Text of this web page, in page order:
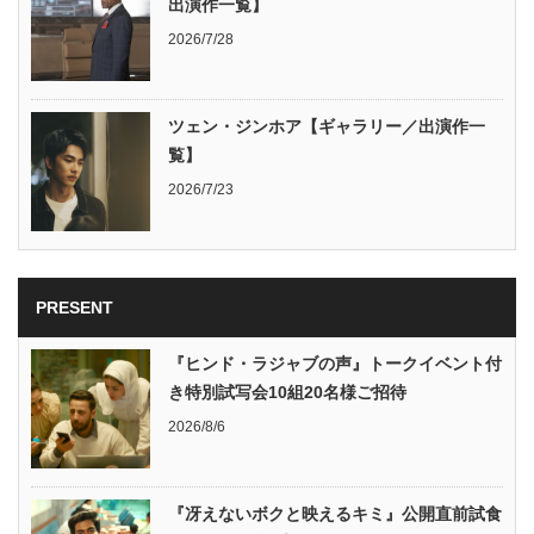
出演作一覧】
2026/7/28
ツェン・ジンホア【ギャラリー／出演作一
覧】
2026/7/23
PRESENT
『ヒンド・ラジャブの声』トークイベント付
き特別試写会10組20名様ご招待
2026/8/6
『冴えないボクと映えるキミ』公開直前試食